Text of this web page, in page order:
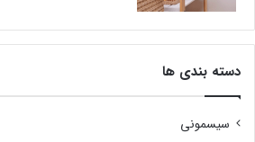
دسته بندی ها
سیسمونی